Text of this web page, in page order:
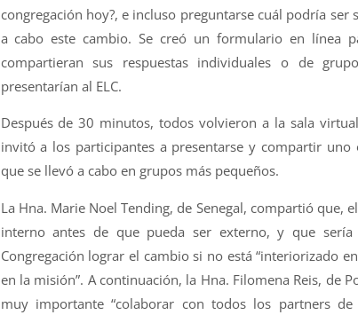
congregación hoy?, e incluso preguntarse cuál podría
a cabo este cambio. Se creó un formulario en línea
compartieran sus respuestas individuales o de
presentarían al ELC.
Después de 30 minutos, todos volvieron a la sala
invitó a los participantes a presentarse y compartir
que se llevó a cabo en grupos más pequeños.
La Hna. Marie Noel Tending, de Senegal, compartió que,
interno antes de que pueda ser externo, y que
Congregación lograr el cambio si no está “interiorizado
en la misión”. A continuación, la Hna. Filomena Reis, de
muy importante “colaborar con todos los partners